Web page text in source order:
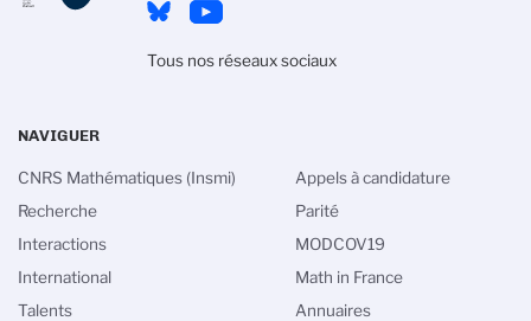
Tous nos réseaux sociaux
NAVIGUER
CNRS Mathématiques (Insmi)
Recherche
Interactions
International
Talents
Appels à candidature
Parité
MODCOV19
Math in France
Annuaires
cookies